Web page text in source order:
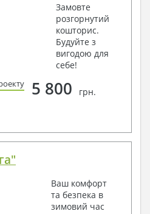
Замовте
розгорнутий
кошторис.
Будуйте з
вигодою для
себе!
5 800 грн.
Ваш комфорт
та безпека в
зимовий час